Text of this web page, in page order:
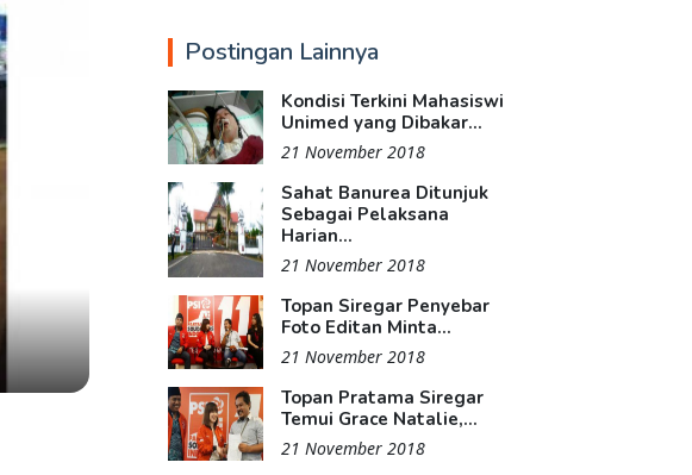
Postingan Lainnya
Kondisi Terkini Mahasiswi
Unimed yang Dibakar...
21 November 2018
Sahat Banurea Ditunjuk
Sebagai Pelaksana
Harian...
21 November 2018
Topan Siregar Penyebar
Foto Editan Minta...
21 November 2018
Topan Pratama Siregar
Temui Grace Natalie,...
21 November 2018